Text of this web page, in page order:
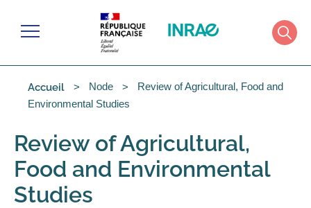
Menu
Accueil Node
Review of Agricultural, Food and
Environmental Studies
Review of Agricultural,
Food and Environmental
Studies
Cookies management panel